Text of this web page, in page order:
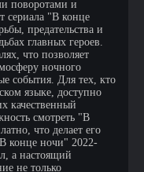
поворотами и
сериала "В конце
предательства и
главных героев.
что позволяет
ночного
события. Для тех, кто
языке, доступно
качественный
смотреть "В
что делает его
конце ночи" 2022-
а настоящий
не только